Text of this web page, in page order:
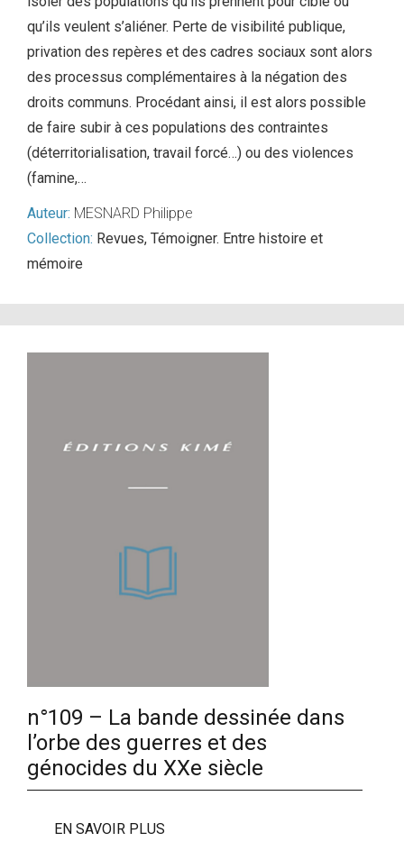
qu’ils veulent s’aliéner. Perte de visibilité publique,
privation des repères et des cadres sociaux sont alors
des processus complémentaires à la négation des
droits communs. Procédant ainsi, il est alors possible
de faire subir à ces populations des contraintes
(déterritorialisation, travail forcé…) ou des violences
(famine,…
Auteur: MESNARD Philippe
Collection: Revues, Témoigner. Entre histoire et
mémoire
n°109 – La bande dessinée dans
l’orbe des guerres et des
génocides du XXe siècle
EN SAVOIR PLUS